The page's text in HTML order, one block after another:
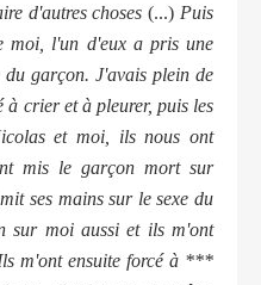
d'autres choses(...) Puis
moi, l'un d'eux a pris une
garçon. J'avais plein de
à crier et à pleurer, puis les
et moi, ils nous ont
mis le garçon mort sur
ses mains sur le sexe du
sur moi aussi et ils m'ont
m'ont ensuite forcé à ***